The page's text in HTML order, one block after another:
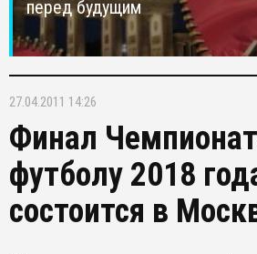
перед будущим
27.04.2011 14:26
Финал
футболу 2018
состоится в